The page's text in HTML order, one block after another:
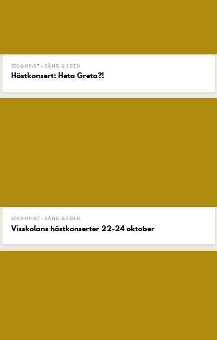
2018-09-07 - SÅNG & SCEN
Höstkonsert: Heta Greta?!
2018-09-07 - SÅNG & SCEN
Visskolans höstkonserter 22-24 oktober